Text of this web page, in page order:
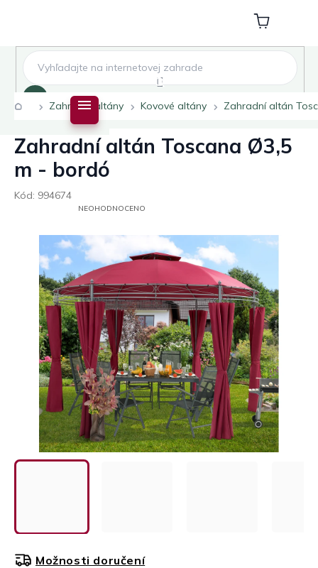
Nákupní
košík
DomůZahradní altány Kovové altány Zahradní altán
Zahradní altán Toscana Ø3,5
m - bordó
Kód: 994674
PRŮMĚRNÉ
HVĚZDIČEK.
NEOHODNOCENO
Možnosti doručení